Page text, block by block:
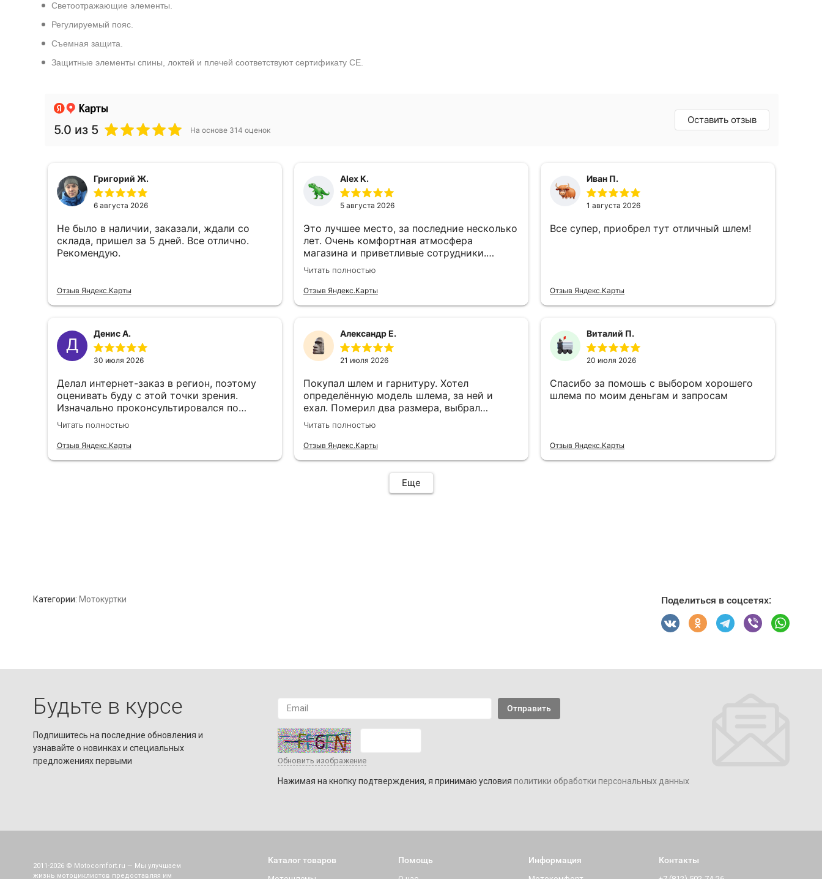
Светоотражающие элементы.
Регулируемый пояс.
Съемная защита.
Защитные элементы спины, локтей и плечей соответствуют сертификату СЕ.
Категории: Мотокуртки Поделиться в соцсетях:
Будьте в курсе
Подпишитесь на последние обновления и
узнавайте о новинках и специальных
предложениях первыми
Обновить изображение
Нажимая на кнопку подтверждения, я принимаю условия политики обработки персональных данных
2011-2026 © Motocomfort.ru — Мы улучшаем
жизнь мотоциклистов предоставляя им
Каталог товаров Помощь Информация Контакты